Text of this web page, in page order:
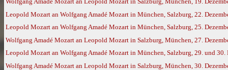
Leopold Mozart an Wolfgang Amadé Mozart in München, Salzburg, 22.
Leopold Mozart an Wolfgang Amadé Mozart in München, Salzburg, 25.
Wolfgang Amadé Mozart an Leopold Mozart in Salzburg, München, 27.
Leopold Mozart an Wolfgang Amadé Mozart in München, Salzburg, 29. und
Wolfgang Amadé Mozart an Leopold Mozart in Salzburg, München, 30.